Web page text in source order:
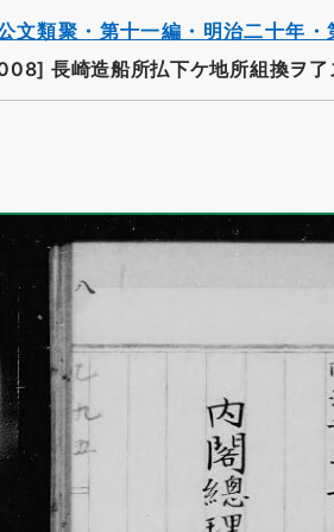
文類聚・第十一編・明治二十年
長崎造船所払下ケ地所組換ヲ了